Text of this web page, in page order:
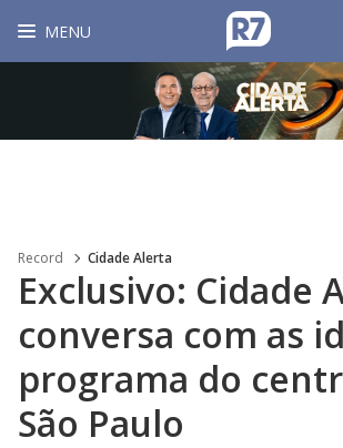
MENU
Record Cidade Alerta
Exclusivo: Cidade
conversa com as
programa do
São Paulo